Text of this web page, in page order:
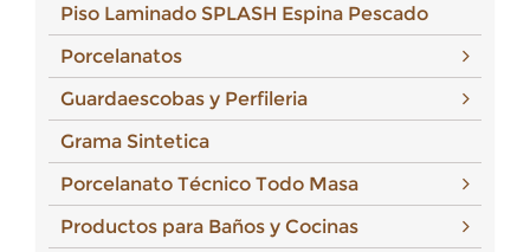
Piso Laminado SPLASH Espina Pescado
Porcelanatos
Guardaescobas y Perfileria
Grama Sintetica
Porcelanato Técnico Todo Masa
Productos para Baños y Cocinas